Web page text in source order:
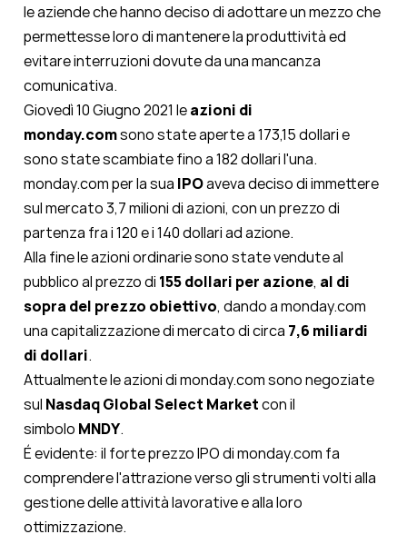
le aziende che hanno deciso di adottare un mezzo che
permettesse loro di mantenere la produttività ed
evitare interruzioni dovute da una mancanza
comunicativa.
Giovedì 10 Giugno 2021 leazioni di
monday.comsono state aperte a 173,15 dollari e
sono state scambiate fino a 182 dollari l'una.
monday.com per la sua IPOaveva deciso di immettere
sul mercato 3,7 milioni di azioni, con un prezzo di
partenza fra i 120 e i 140 dollari ad azione.
Alla fine le azioni ordinarie sono state vendute al
pubblico al prezzo di 155 dollari per azione, al di
sopra del prezzo obiettivo, dando a monday.com
una capitalizzazione di mercato di circa 7,6 miliardi
di dollari.
Attualmente le azioni di monday.com sono negoziate
sul Nasdaq Global Select Marketcon il
simbolo MNDY.
É evidente: il forte prezzo IPO di monday.com fa
comprendere l'attrazione verso gli strumenti volti alla
gestione delle attività lavorative e alla loro
ottimizzazione.